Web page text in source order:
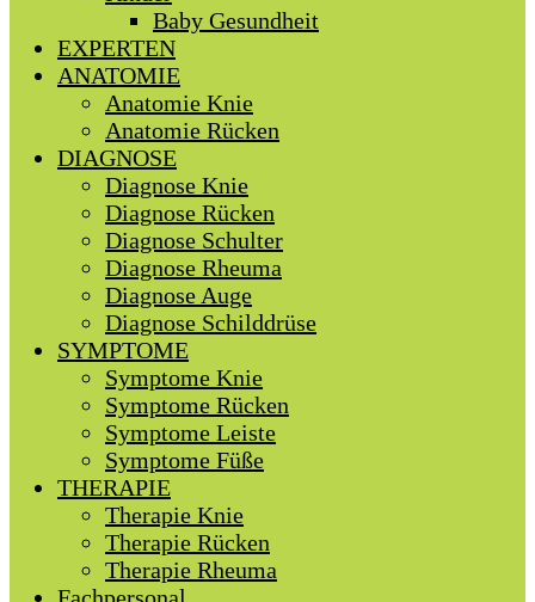
Baby Gesundheit
EXPERTEN
ANATOMIE
Anatomie Knie
Anatomie Rücken
DIAGNOSE
Diagnose Knie
Diagnose Rücken
Diagnose Schulter
Diagnose Rheuma
Diagnose Auge
Diagnose Schilddrüse
SYMPTOME
Symptome Knie
Symptome Rücken
Symptome Leiste
Symptome Füße
THERAPIE
Therapie Knie
Therapie Rücken
Therapie Rheuma